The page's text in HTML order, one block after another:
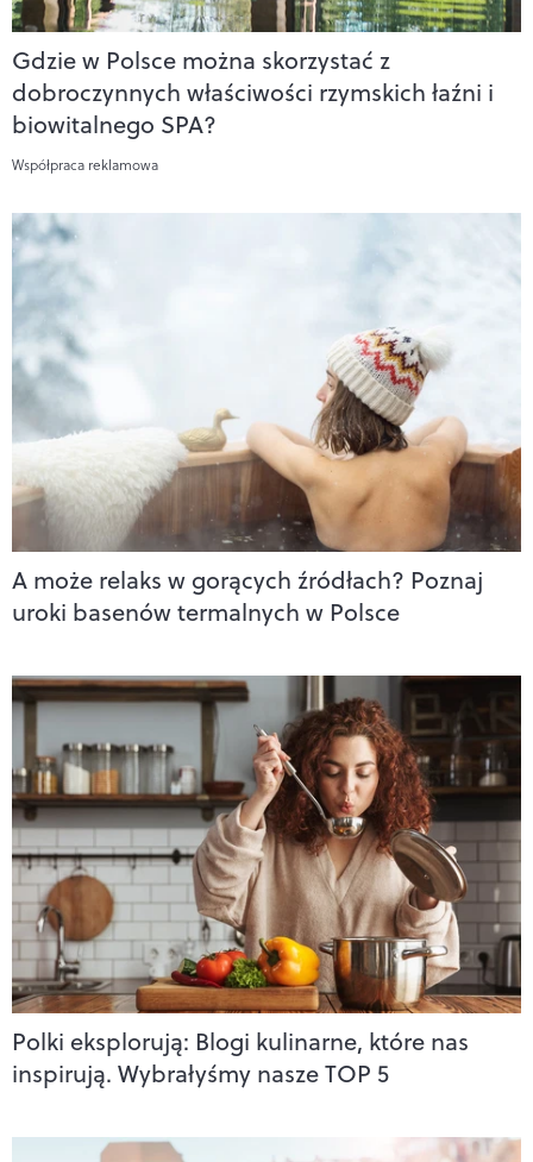
Gdzie w Polsce można skorzystać z
dobroczynnych właściwości rzymskich łaźni i
biowitalnego SPA?
Współpraca reklamowa
A może relaks w gorących źródłach? Poznaj
uroki basenów termalnych w Polsce
Polki eksplorują: Blogi kulinarne, które nas
inspirują. Wybrałyśmy nasze TOP 5